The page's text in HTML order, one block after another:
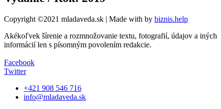
Copyright ©2021 mladaveda.sk | Made with by biznis.help
Akékoľvek šírenie a rozmnožovanie textu, fotografií, údajov a iných
informácií len s písomným povolením redakcie.
Facebook
Twitter
+421 908 546 716
info@mladaveda.sk